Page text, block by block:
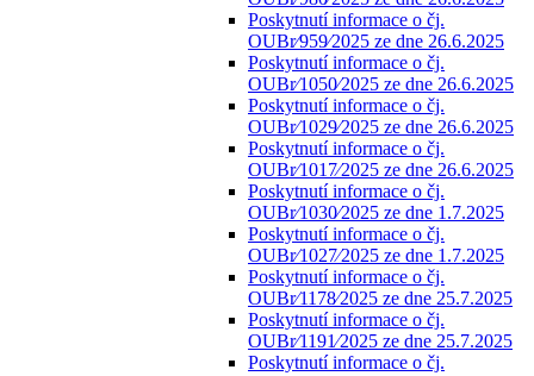
Poskytnutí informace o čj.
OUBr⁄959⁄2025 ze dne 26.6.2025
Poskytnutí informace o čj.
OUBr⁄1050⁄2025 ze dne 26.6.2025
Poskytnutí informace o čj.
OUBr⁄1029⁄2025 ze dne 26.6.2025
Poskytnutí informace o čj.
OUBr⁄1017⁄2025 ze dne 26.6.2025
Poskytnutí informace o čj.
OUBr⁄1030⁄2025 ze dne 1.7.2025
Poskytnutí informace o čj.
OUBr⁄1027⁄2025 ze dne 1.7.2025
Poskytnutí informace o čj.
OUBr⁄1178⁄2025 ze dne 25.7.2025
Poskytnutí informace o čj.
OUBr⁄1191⁄2025 ze dne 25.7.2025
Poskytnutí informace o čj.